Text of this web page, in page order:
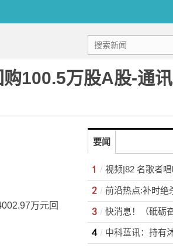
100.5万股A股-通讯
万元回
要闻